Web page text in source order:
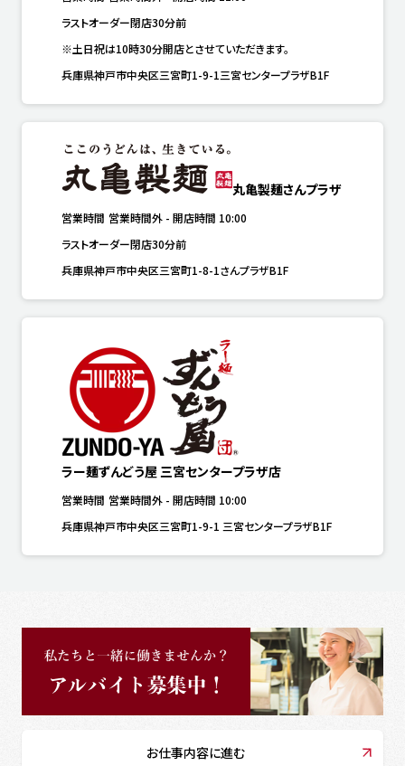
ラストオーダー閉店30分前
※土日祝は10時30分開店とさせていただきます。
兵庫県神戸市中央区三宮町1-9-1三宮センタープラザB1F
丸亀製麺さんプラザ
営業時間 営業時間外 - 開店時間 10:00
ラストオーダー閉店30分前
兵庫県神戸市中央区三宮町1-8-1さんプラザB1F
ラー麺ずんどう屋 三宮センタープラザ店
営業時間 営業時間外 - 開店時間 10:00
兵庫県神戸市中央区三宮町1-9-1 三宮センタープラザB1F
お仕事内容に進む